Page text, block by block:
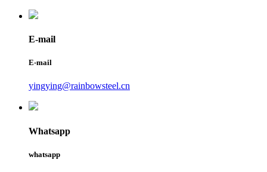
E-mail
E-mail
yingying@rainbowsteel.cn
Whatsapp
whatsapp